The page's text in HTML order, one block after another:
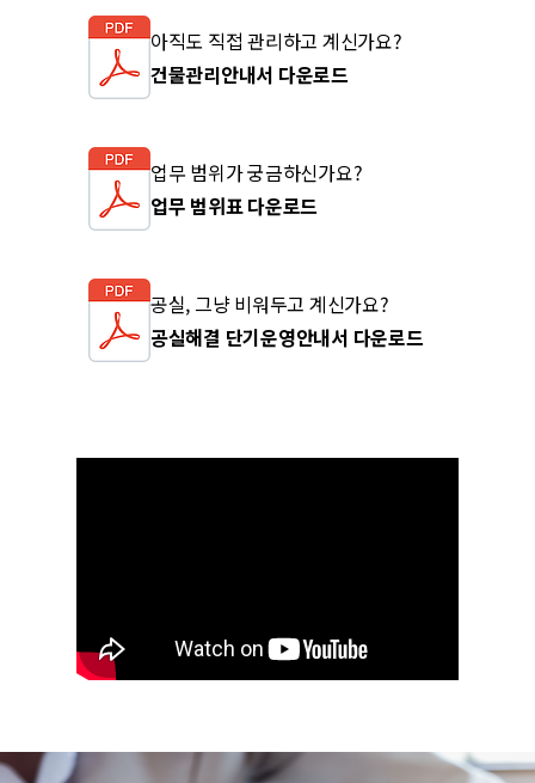
아직도 직접 관리하고 계신가요?
건물관리안내서 다운로드
업무 범위가 궁금하신가요?
업무 범위표 다운로드
공실, 그냥 비워두고 계신가요?
공실해결 단기운영안내서 다운로드